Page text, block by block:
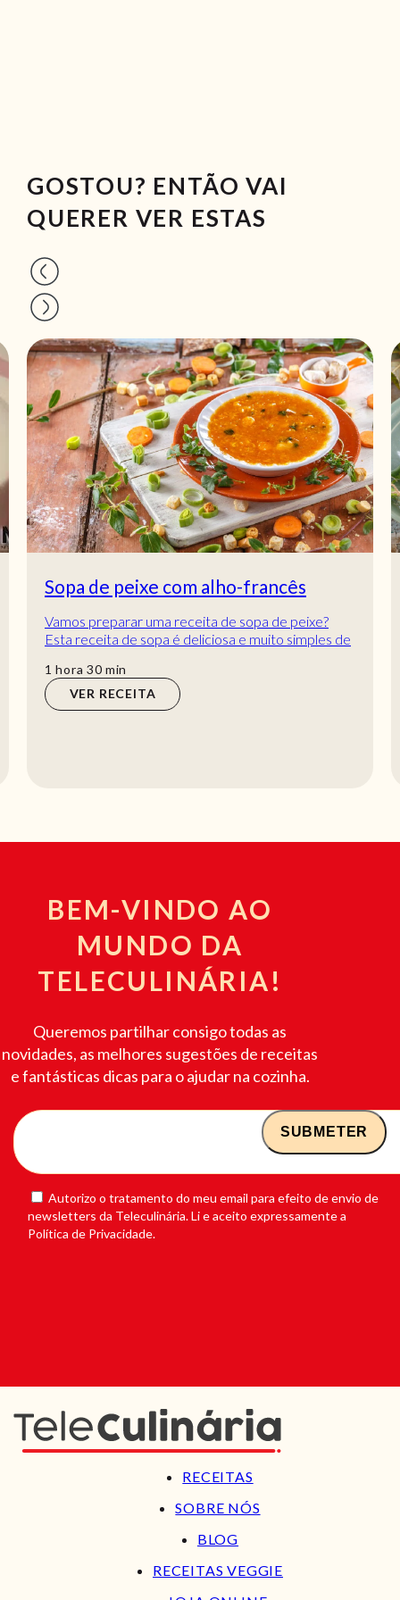
GOSTOU? ENTÃO VAI
QUERER VER ESTAS
Sopa de peixe com alho-francês
Vamos preparar uma receita de sopa de peixe?
Esta receita de sopa é deliciosa e muito simples de
1 hora
hora 30min
min
VER RECEITA
BEM-VINDO AO
MUNDO DA
TELECULINÁRIA!
Queremos partilhar consigo todas as
novidades, as melhores sugestões de receitas
e fantásticas dicas para o ajudar na cozinha.
Autorizo o tratamento do meu email para efeito de envio de
newsletters da Teleculinária. Li e aceito expressamente a
Política de Privacidade.
RECEITAS
SOBRE NÓS
BLOG
RECEITAS VEGGIE